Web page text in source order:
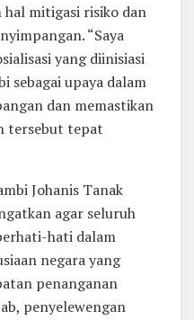
hal mitigasi risiko dan
“Saya
yang diinisiasi
sebagai upaya dalam
dan memastikan
tersebut tepat
Johanis Tanak
agar seluruh
hati dalam
negara yang
penanganan
penyelewengan